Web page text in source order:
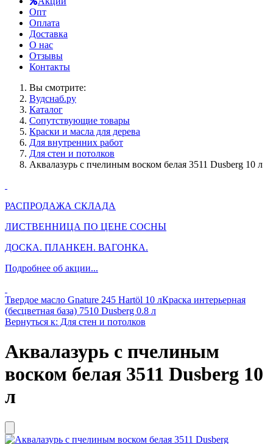
Опт
Оплата
Доставка
О нас
Отзывы
Контакты
Вы смотрите:
Вудснаб.ру
Каталог
Сопутствующие товары
Краски и масла для дерева
Для внутренних работ
Для стен и потолков
Аквалазурь с пчелиным воском белая 3511 Dusberg 10 л
РАСПРОДАЖА СКЛАДА
ЛИСТВЕННИЦА ПО ЦЕНЕ СОСНЫ
ДОСКА. ПЛАНКЕН. ВАГОНКА.
Подробнее об акции...
Твердое масло Gnature 245 Hartöl 10 лКраска интерьерная
(бесцветная база) 7510 Dusberg 0.8 л
Вернуться к: Для стен и потолков
Аквалазурь с пчелиным
воском белая 3511 Dusberg 10
л